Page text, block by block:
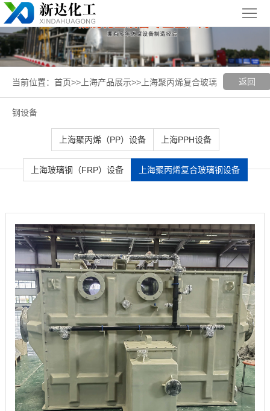
页
关
于
我
新
闻
聚丙烯
玻璃钢
设备
返回
当前位置： 首页>> 上海产品展示>> 上海聚丙烯复合玻璃
钢设备
上海聚丙烯（PP）设备 上海PPH设备
上海玻璃钢（FRP）设备 上海聚丙烯复合玻璃钢设备